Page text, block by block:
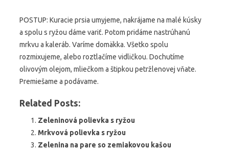
POSTUP: Kuracie prsia umyjeme, nakrájame na malé kúsky
a spolu s ryžou dáme variť. Potom pridáme nastrúhanú
mrkvu a kaleráb. Varíme domäkka. Všetko spolu
rozmixujeme, alebo roztlačíme vidličkou. Dochutíme
olivovým olejom, mliečkom a štipkou petržlenovej vňate.
Premiešame a podávame.
Related Posts:
Zeleninová polievka s ryžou
Mrkvová polievka s ryžou
Zelenina na pare so zemiakovou kašou